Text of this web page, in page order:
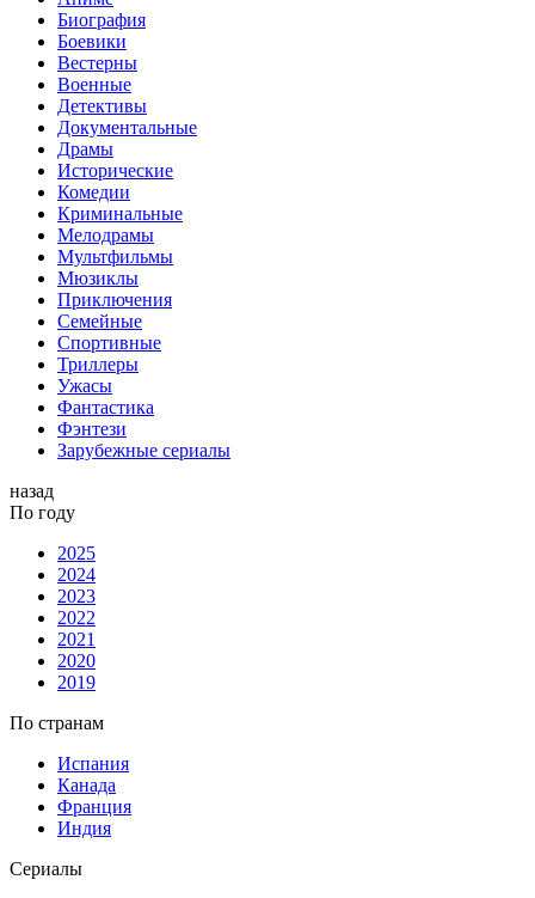
Биография
Боевики
Вестерны
Военные
Детективы
Документальные
Драмы
Исторические
Комедии
Криминальные
Мелодрамы
Мультфильмы
Мюзиклы
Приключения
Семейные
Спортивные
Триллеры
Ужасы
Фантастика
Фэнтези
Зарубежные сериалы
назад
По году
2025
2024
2023
2022
2021
2020
2019
По странам
Испания
Канада
Франция
Индия
Сериалы